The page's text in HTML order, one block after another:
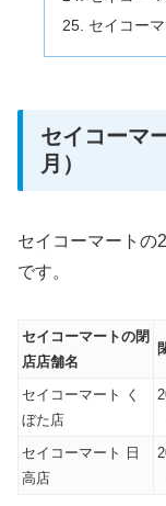
セイコー
セイコーマ
月）
セイコーマートの
です。
セイコーマートの閉
店店舗名
セイコーマート く
ぼた店
セイコーマート 日
高店